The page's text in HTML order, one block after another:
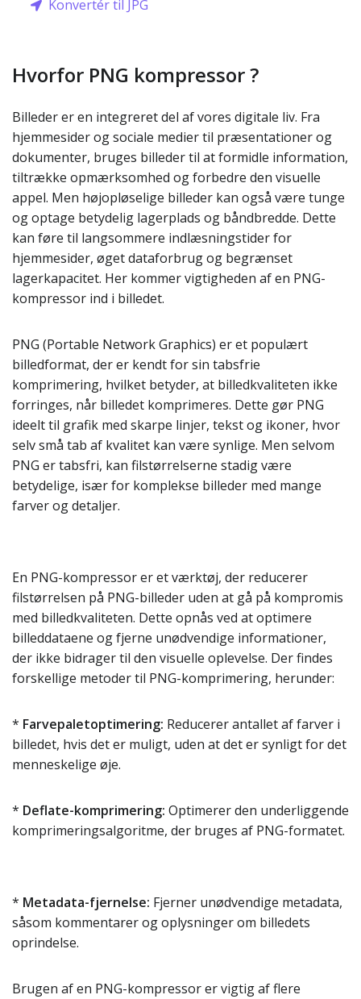
Konvertér til JPG
Hvorfor PNG kompressor ?
Billeder er en integreret del af vores digitale liv. Fra
hjemmesider og sociale medier til præsentationer og
dokumenter, bruges billeder til at formidle information,
tiltrække opmærksomhed og forbedre den visuelle
appel. Men højopløselige billeder kan også være tunge
og optage betydelig lagerplads og båndbredde. Dette
kan føre til langsommere indlæsningstider for
hjemmesider, øget dataforbrug og begrænset
lagerkapacitet. Her kommer vigtigheden af en PNG-
kompressor ind i billedet.
PNG (Portable Network Graphics) er et populært
billedformat, der er kendt for sin tabsfrie
komprimering, hvilket betyder, at billedkvaliteten ikke
forringes, når billedet komprimeres. Dette gør PNG
ideelt til grafik med skarpe linjer, tekst og ikoner, hvor
selv små tab af kvalitet kan være synlige. Men selvom
PNG er tabsfri, kan filstørrelserne stadig være
betydelige, især for komplekse billeder med mange
farver og detaljer.
En PNG-kompressor er et værktøj, der reducerer
filstørrelsen på PNG-billeder uden at gå på kompromis
med billedkvaliteten. Dette opnås ved at optimere
billeddataene og fjerne unødvendige informationer,
der ikke bidrager til den visuelle oplevelse. Der findes
forskellige metoder til PNG-komprimering, herunder:
* Farvepaletoptimering: Reducerer antallet af farver i
billedet, hvis det er muligt, uden at det er synligt for det
menneskelige øje.
* Deflate-komprimering: Optimerer den underliggende
komprimeringsalgoritme, der bruges af PNG-formatet.
* Metadata-fjernelse: Fjerner unødvendige metadata,
såsom kommentarer og oplysninger om billedets
oprindelse.
Brugen af en PNG-kompressor er vigtig af flere